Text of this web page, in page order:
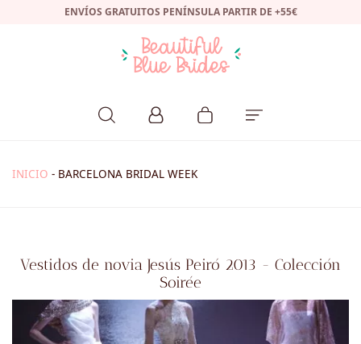
ENVÍOS GRATUITOS PENÍNSULA PARTIR DE +55€
INICIO - BARCELONA BRIDAL WEEK
Vestidos de novia Jesús Peiró 2013 - Colección
Soirée